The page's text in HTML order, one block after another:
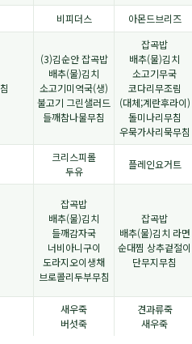
비피더스 아몬드브리즈
(3)김순안 잡곡밥
배추(물)김치
소고기미역국(생)
불고기 그린샐러드
들깨참나물무침
잡곡밥
배추(물)김치
소고기무국
코다리무조림
(대체;계란후라이)
돌미나리무침
우묵가사리묵무침
크리스피롤
두유
플레인요거트
잡곡밥
배추(물)김치
들깨감자국
너비아니구이
도라지오이생채
브로콜리두부무침
잡곡밥
배추(물)김치 라면
순대찜 상추겉절이
단무지무침
새우죽
버섯죽
견과류죽
새우죽